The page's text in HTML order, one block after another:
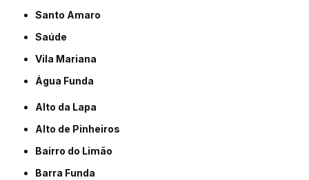
Santo Amaro
Saúde
Vila Mariana
Água Funda
Alto da Lapa
Alto de Pinheiros
Bairro do Limão
Barra Funda